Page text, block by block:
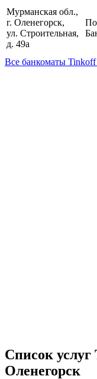
Мурманская обл.,
г. Оленегорск,
ул. Строительная,
д. 49а
Все банкоматы
Список услуг
Оленегорск